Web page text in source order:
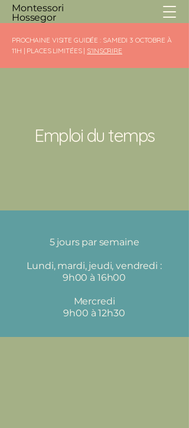
Montessori
Hossegor
PROCHAINE VISITE GUIDÉE : SAMEDI 3 OCTOBRE À
11H | PLACES LIMITÉES | S'INSCRIRE
Emploi du temps
5 jours par semaine
Lundi, mardi, jeudi, vendredi :
9h00 à 16h00
Mercredi
9h00 à 12h30